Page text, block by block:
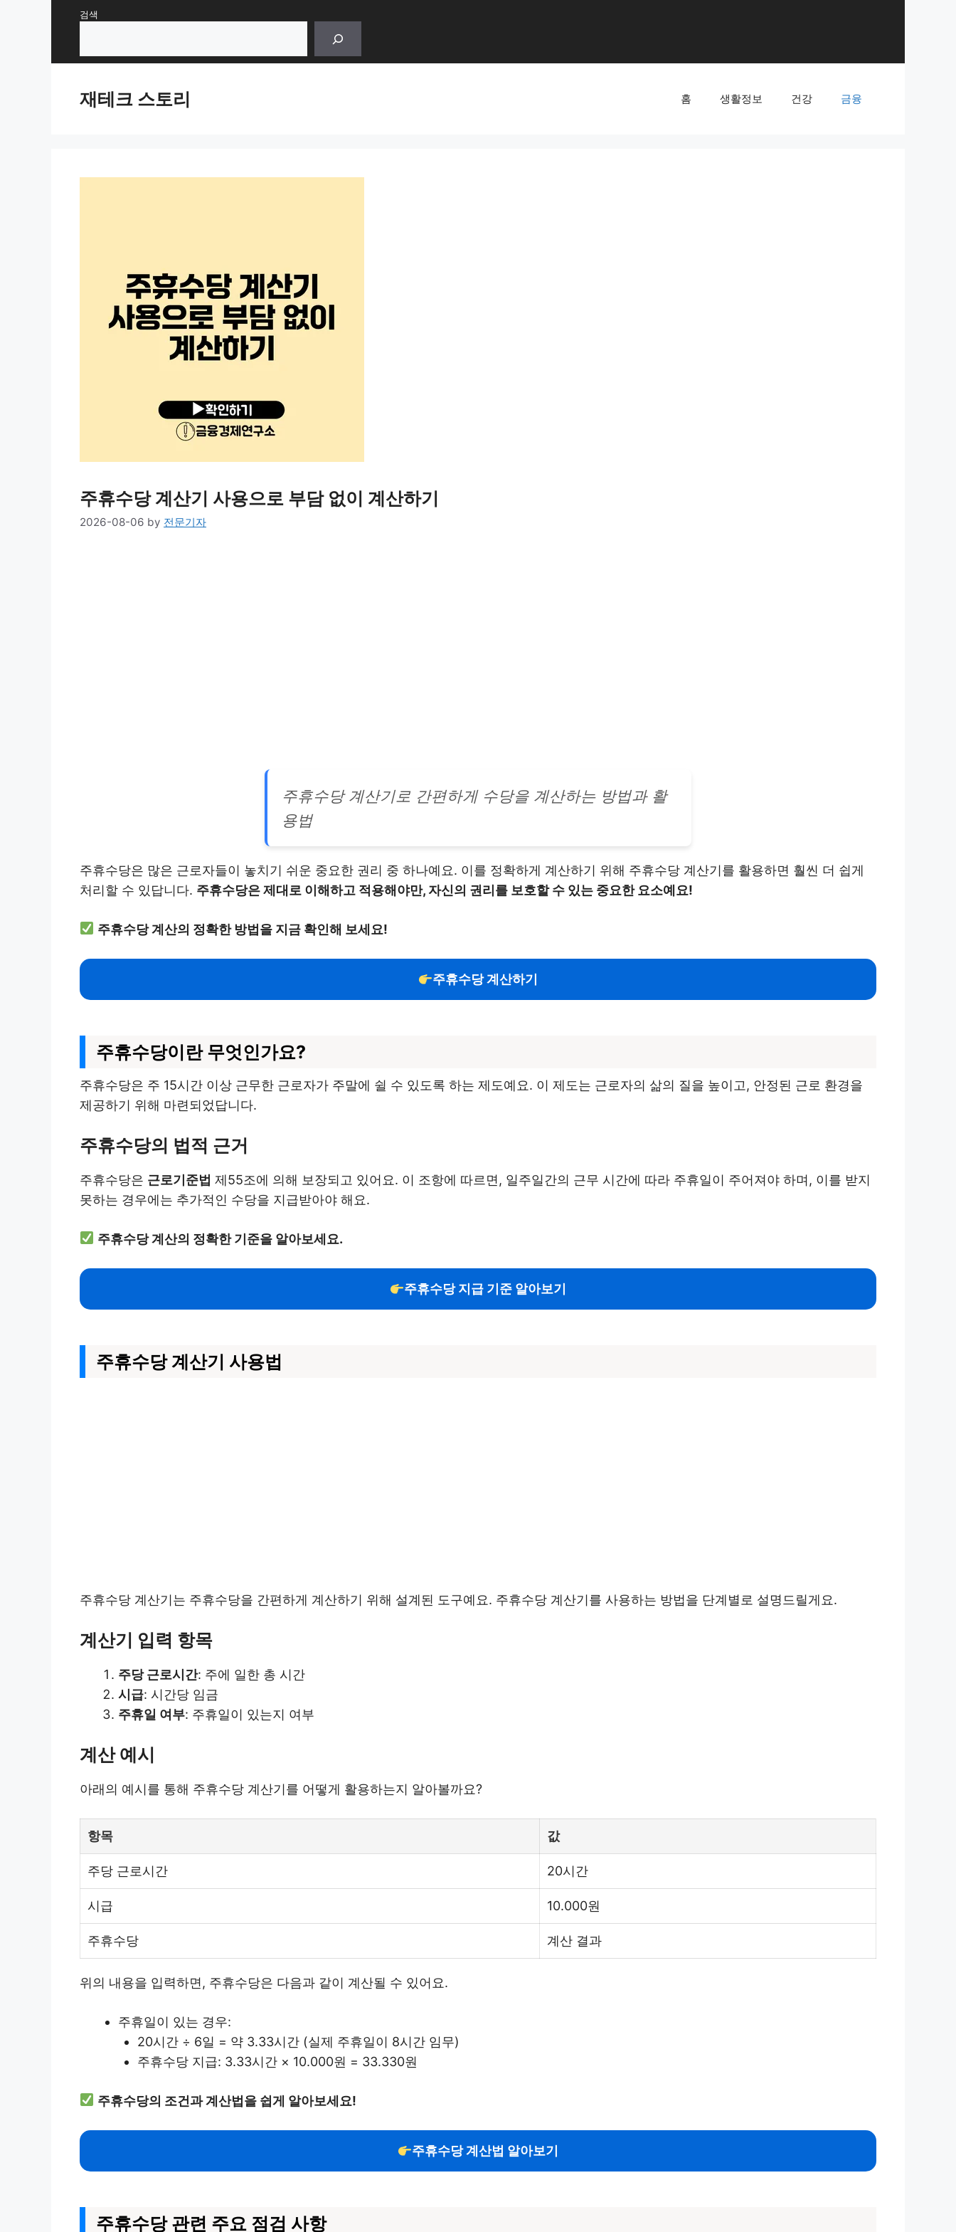
검색
재테크 스토리 홈 생활정보 건강 금융
주휴수당 계산기 사용으로 부담 없이 계산하기
2026-08-06 by 전문기자
주휴수당 계산기로 간편하게 수당을 계산하는 방법과 활
용법
주휴수당은 많은 근로자들이 놓치기 쉬운 중요한 권리 중 하나예요. 이를 정확하게 계산하기 위해 주휴수당 계산기를 활용하면 훨씬 더 쉽게
처리할 수 있답니다. 주휴수당은 제대로 이해하고 적용해야만, 자신의 권리를 보호할 수 있는 중요한 요소예요!
주휴수당 계산의 정확한 방법을 지금 확인해 보세요!
주휴수당 계산하기
주휴수당이란 무엇인가요?
주휴수당은 주 15시간 이상 근무한 근로자가 주말에 쉴 수 있도록 하는 제도예요. 이 제도는 근로자의 삶의 질을 높이고, 안정된 근로 환경을
제공하기 위해 마련되었답니다.
주휴수당의 법적 근거
주휴수당은 근로기준법 제55조에 의해 보장되고 있어요. 이 조항에 따르면, 일주일간의 근무 시간에 따라 주휴일이 주어져야 하며, 이를 받지
못하는 경우에는 추가적인 수당을 지급받아야 해요.
주휴수당 계산의 정확한 기준을 알아보세요.
주휴수당 지급 기준 알아보기
주휴수당 계산기 사용법
주휴수당 계산기는 주휴수당을 간편하게 계산하기 위해 설계된 도구예요. 주휴수당 계산기를 사용하는 방법을 단계별로 설명드릴게요.
계산기 입력 항목
주당 근로시간: 주에 일한 총 시간
시급: 시간당 임금
주휴일 여부: 주휴일이 있는지 여부
계산 예시
아래의 예시를 통해 주휴수당 계산기를 어떻게 활용하는지 알아볼까요?
항목 값
주당 근로시간 20시간
시급 10.000원
주휴수당 계산 결과
위의 내용을 입력하면, 주휴수당은 다음과 같이 계산될 수 있어요.
주휴일이 있는 경우:
20시간 ÷ 6일 = 약 3.33시간 (실제 주휴일이 8시간 임무)
주휴수당 지급: 3.33시간 × 10.000원 = 33.330원
주휴수당의 조건과 계산법을 쉽게 알아보세요!
주휴수당 계산법 알아보기
주휴수당 관련 주요 점검 사항